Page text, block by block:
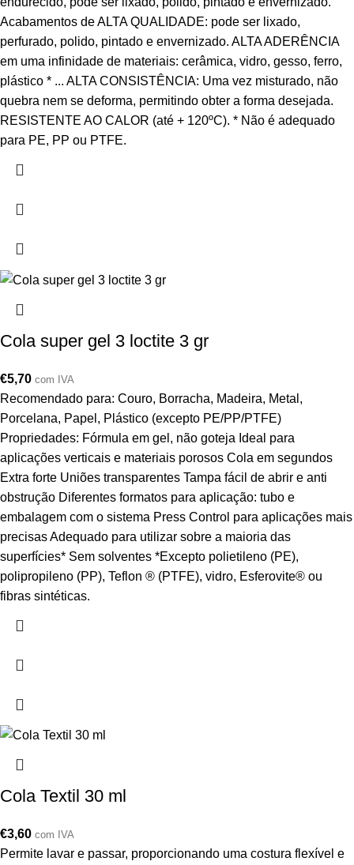
Acabamentos de ALTA QUALIDADE: pode ser lixado,
perfurado, polido, pintado e envernizado. ALTA ADERÊNCIA
em uma infinidade de materiais: cerâmica, vidro, gesso, ferro,
plástico * ... ALTA CONSISTÊNCIA: Uma vez misturado, não
quebra nem se deforma, permitindo obter a forma desejada.
RESISTENTE AO CALOR (até + 120ºC). * Não é adequado
para PE, PP ou PTFE.
Cola super gel 3 loctite 3 gr
€5,70 com IVA
Recomendado para: Couro, Borracha, Madeira, Metal,
Porcelana, Papel, Plástico (excepto PE/PP/PTFE)
Propriedades: Fórmula em gel, não goteja Ideal para
aplicações verticais e materiais porosos Cola em segundos
Extra forte Uniões transparentes Tampa fácil de abrir e anti
obstrução Diferentes formatos para aplicação: tubo e
embalagem com o sistema Press Control para aplicações mais
precisas Adequado para utilizar sobre a maioria das
superfícies* Sem solventes *Excepto polietileno (PE),
polipropileno (PP), Teflon ® (PTFE), vidro, Esferovite® ou
fibras sintéticas.
Cola Textil 30 ml
€3,60 com IVA
Permite lavar e passar, proporcionando uma costura flexível e